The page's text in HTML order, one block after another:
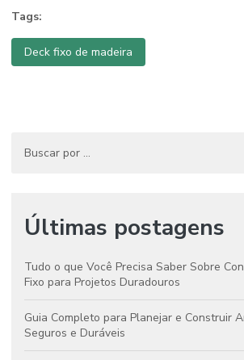
Tags:
Deck fixo de madeira
Últimas postagens
Tudo o que Você Precisa Saber Sobre
Fixo para Projetos Duradouros
Guia Completo para Planejar e Construir
Seguros e Duráveis